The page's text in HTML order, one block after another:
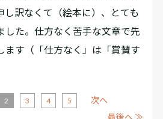
し訳なくて（絵本に）、とても
した。仕方なく苦手な文章で先
ます（「仕方なく」は「賞賛す
2 3 4 5
次へ
最後へ ≫